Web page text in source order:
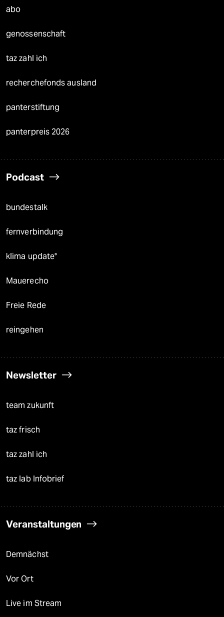
abo
genossenschaft
taz zahl ich
recherchefonds ausland
panterstiftung
panterpreis 2026
Podcast
bundestalk
fernverbindung
klima update°
Mauerecho
Freie Rede
reingehen
Newsletter
team zukunft
taz frisch
taz zahl ich
taz lab Infobrief
Veranstaltungen
Demnächst
Vor Ort
Live im Stream